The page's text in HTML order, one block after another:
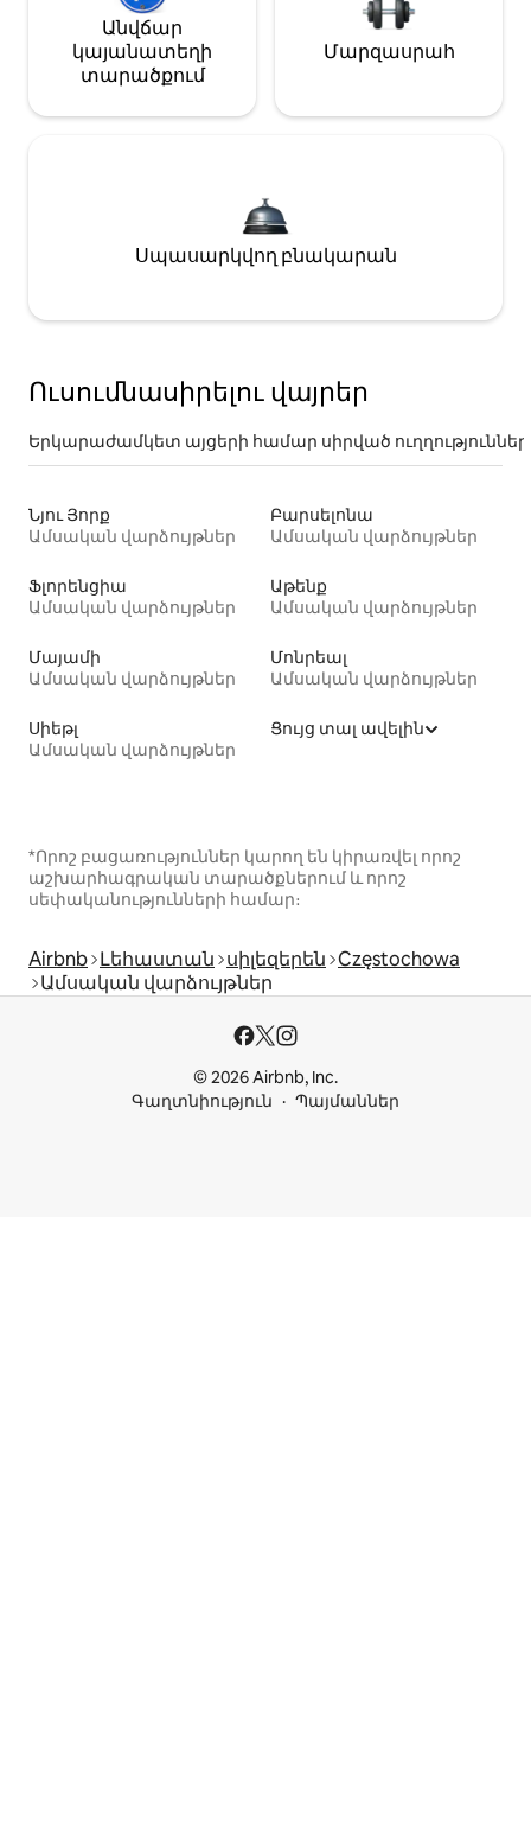
Անվճար
կայանատեղի
տարածքում
Մարզասրահ
Սպասարկվող բնակարան
Ուսումնասիրելու վայրեր
Երկարաժամկետ այցերի համար սիրված ուղղություններ
Նյու Յորք
Ամսական վարձույթներ
Բարսելոնա
Ամսական վարձույթներ
Ֆլորենցիա
Ամսական վարձույթներ
Աթենք
Ամսական վարձույթներ
Մայամի
Ամսական վարձույթներ
Մոնրեալ
Ամսական վարձույթներ
Սիեթլ
Ամսական վարձույթներ
Ցույց տալ ավելին
*Որոշ բացառություններ կարող են կիրառվել որոշ
աշխարհագրական տարածքներում և որոշ
սեփականությունների համար։
Airbnb Լեհաստան սիլեզերեն Częstochowa
Ամսական վարձույթներ
© 2026 Airbnb, Inc.
Գաղտնիություն
Պայմաններ